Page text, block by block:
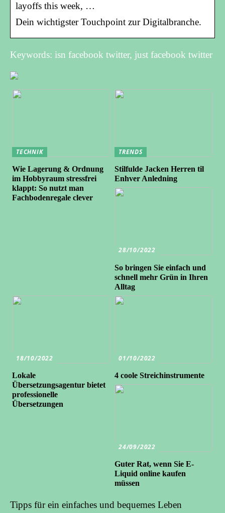
layoffs this week, …
Dein wichtigster Touchpoint zur Digitalbranche.
Keywords: isn facebook twitter, just facebook twitter
TECHNIK
Wie Lagerung & Ordnung
im Hobbyraum stressfrei
klappt: So nutzt man
Fachbodenregale clever
TRENDS
Stilfulde Jacken Herren til
Enhver Anledning
28/10/2022
So bringen Sie einfach und
schnell mehr Grün in Ihren
Alltag
18/10/2022
Lokale
Übersetzungsagentur bietet
professionelle
Übersetzungen
01/10/2022
4 coole Streichinstrumente
24/09/2022
Guter Rat, wenn Sie E-
Liquid online kaufen
müssen
Tipps für ein einfaches und bequemes Leben